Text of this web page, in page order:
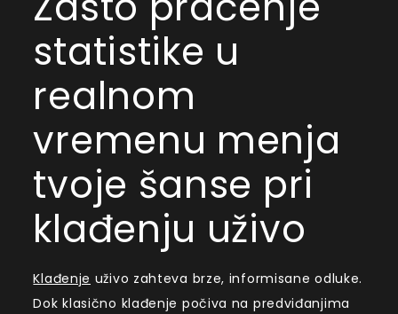
statistike u
realnom
vremenu menja
tvoje šanse pri
klađenju uživo
Klađenje uživo zahteva brze, informisane odluke.
Dok klasično klađenje počiva na predviđanjima